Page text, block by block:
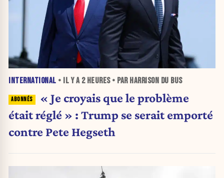
INTERNATIONAL • IL Y A 2 HEURES• PAR HARRISON DU BUS
« Je croyais que le problème
était réglé » : Trump se serait emporté
contre Pete Hegseth